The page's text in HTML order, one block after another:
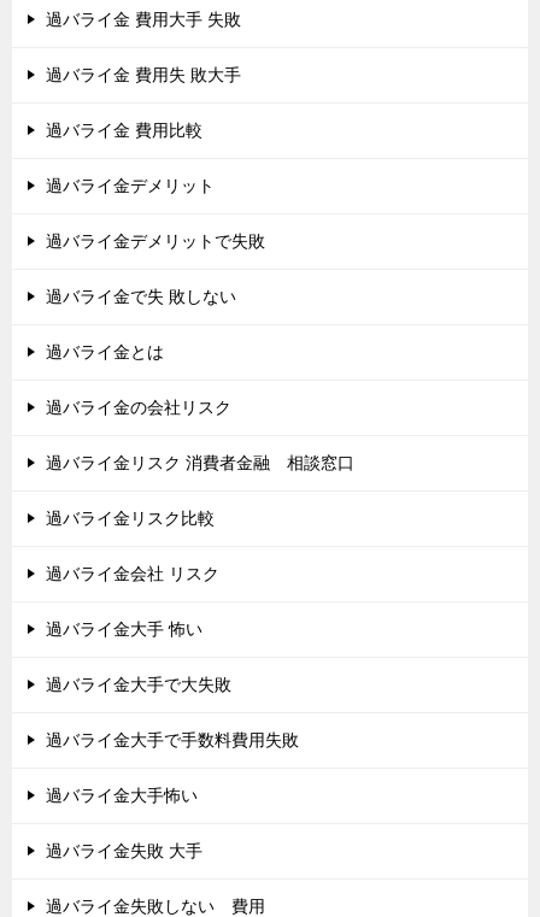
過バライ金 費用大手 失敗
過バライ金 費用失 敗大手
過バライ金 費用比較
過バライ金デメリット
過バライ金デメリットで失敗
過バライ金で失 敗しない
過バライ金とは
過バライ金の会社リスク
過バライ金リスク 消費者金融 相談窓口
過バライ金リスク比較
過バライ金会社 リスク
過バライ金大手 怖い
過バライ金大手で大失敗
過バライ金大手で手数料費用失敗
過バライ金大手怖い
過バライ金失敗 大手
過バライ金失敗しない 費用